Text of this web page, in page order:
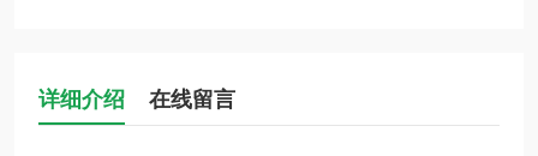
详细介绍 在线留言